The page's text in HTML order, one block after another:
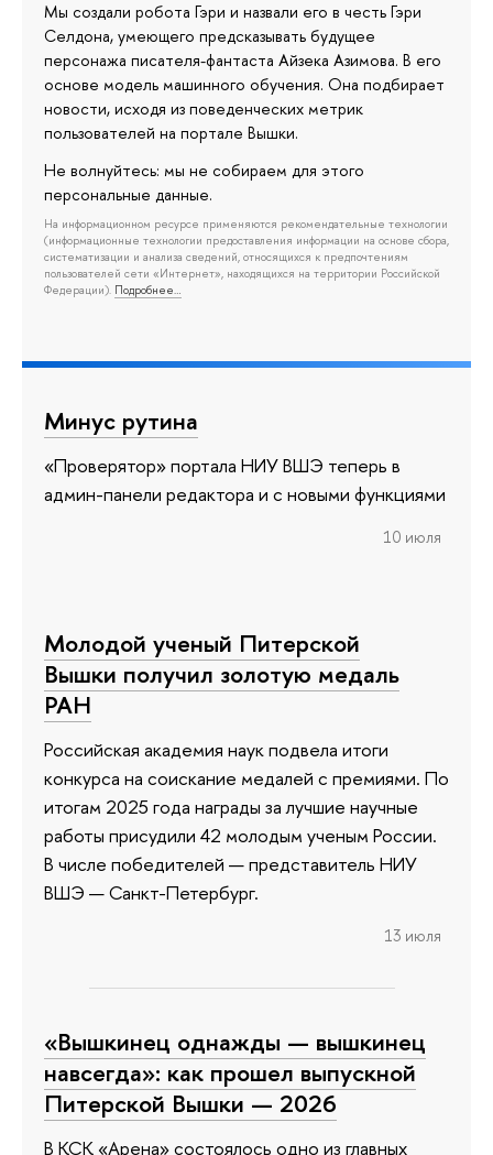
Мы создали робота Гэри и назвали его в честь Гэри
Селдона, умеющего предсказывать будущее
персонажа писателя-фантаста Айзека Азимова. В его
основе модель машинного обучения. Она подбирает
новости, исходя из поведенческих метрик
пользователей на портале Вышки.
Не волнуйтесь: мы не собираем для этого
персональные данные.
На информационном ресурсе применяются рекомендательные технологии
(информационные технологии предоставления информации на основе сбора,
систематизации и анализа сведений, относящихся к предпочтениям
пользователей сети «Интернет», находящихся на территории Российской
Федерации). Подробнее…
Минус рутина
«Проверятор» портала НИУ ВШЭ теперь в
админ-панели редактора и с новыми функциями
10 июля
Молодой ученый Питерской
Вышки получил золотую медаль
РАН
Российская академия наук подвела итоги
конкурса на соискание медалей с премиями. По
итогам 2025 года награды за лучшие научные
работы присудили 42 молодым ученым России.
В числе победителей — представитель НИУ
ВШЭ — Санкт-Петербург.
13 июля
«Вышкинец однажды — вышкинец
навсегда»: как прошел выпускной
Питерской Вышки — 2026
В КСК «Арена» состоялось одно из главных